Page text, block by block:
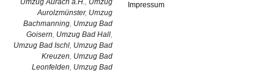
Umzug Aurach a.H., Umzug
Aurolzmünster, Umzug
Bachmanning, Umzug Bad
Goisern, Umzug Bad Hall,
Umzug Bad Ischl, Umzug Bad
Kreuzen, Umzug Bad
Leonfelden, Umzug Bad
Impressum